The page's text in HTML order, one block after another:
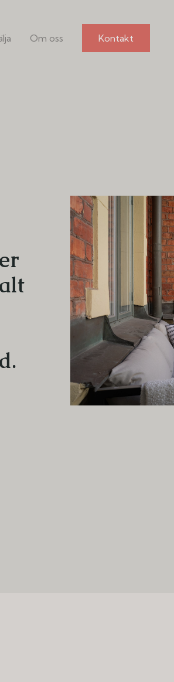
Om oss Kontakt